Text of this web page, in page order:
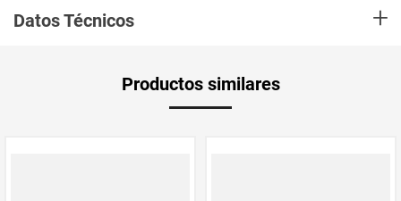
Datos Técnicos +
Productos similares